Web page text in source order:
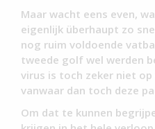
Maar wacht eens even,
eigenlijk überhaupt zo
nog ruim voldoende
tweede golf wel werden
virus is toch zeker niet
vanwaar dan toch deze
Om dat te kunnen